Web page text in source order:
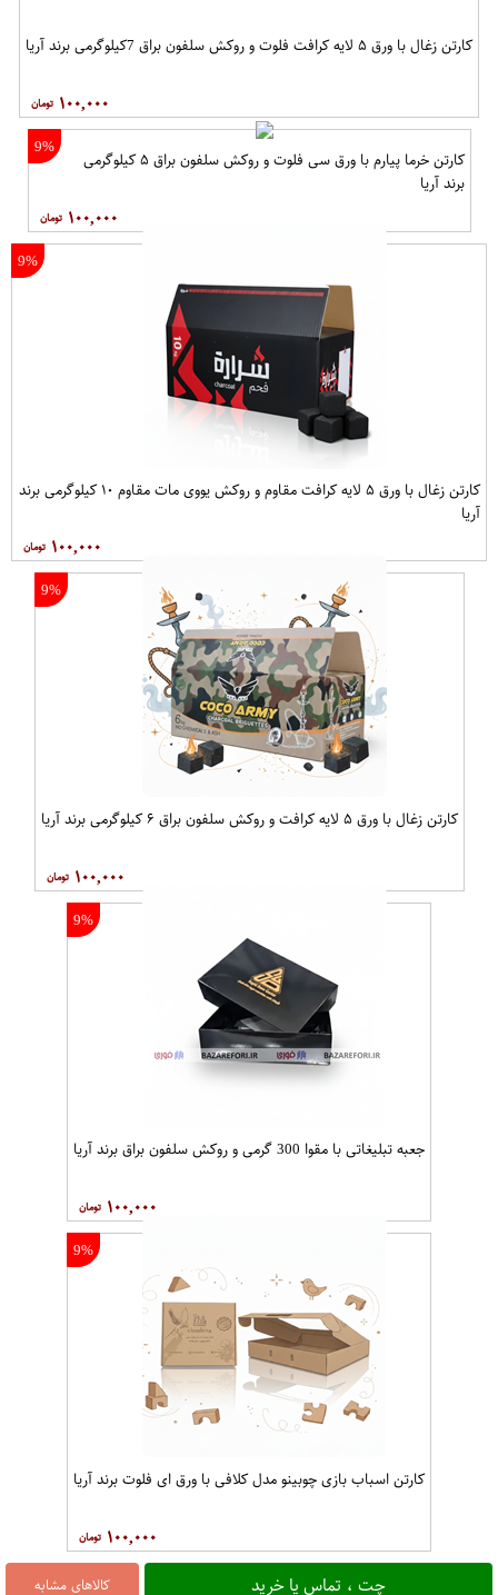
کالاهای مشابه چت ، تماس یا خرید
کارتن زغال با ورق ۵ لایه کرافت فلوت و روکش سلفون براق 7کیلوگرمی برند آریا
۱۰۰,۰۰۰
9%
کارتن خرما پیارم با ورق سی فلوت و روکش سلفون براق ۵ کیلوگرمی
برند آریا
۱۰۰,۰۰۰
9%
کارتن زغال با ورق ۵ لایه کرافت مقاوم و روکش یووی مات مقاوم ۱۰ کیلوگرمی برند
آریا
۱۰۰,۰۰۰
9%
کارتن زغال با ورق ۵ لایه کرافت و روکش سلفون براق ۶ کیلوگرمی برند آریا
۱۰۰,۰۰۰
9%
جعبه تبلیغاتی با مقوا 300 گرمی و روکش سلفون براق برند آریا
۱۰۰,۰۰۰
9%
کارتن اسباب بازی چوبینو مدل کلافی با ورق ای فلوت برند آریا
۱۰۰,۰۰۰